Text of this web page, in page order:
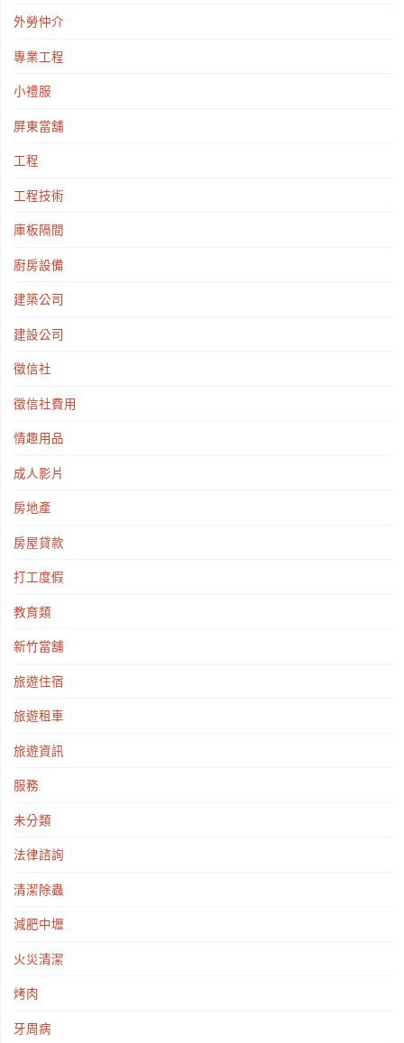
外勞仲介
專業工程
小禮服
屏東當舖
工程
工程技術
庫板隔間
廚房設備
建築公司
建設公司
徵信社
徵信社費用
情趣用品
成人影片
房地產
房屋貸款
打工度假
教育類
新竹當舖
旅遊住宿
旅遊租車
旅遊資訊
服務
未分類
法律諮詢
清潔除蟲
減肥中壢
火災清潔
烤肉
牙周病